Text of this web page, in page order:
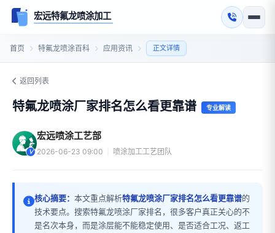
宏远特氟龙喷涂加工
首页 特氟龙喷涂百科 应用资讯 正文详情
返回列表
特氟龙喷涂厂家排名怎么看更靠谱 专业解读
宏远喷涂工艺部
2026-06-23 09:00 喷涂加工工艺团队
核心摘要： 本文重点解析特氟龙喷涂厂家排名怎么看更靠谱的
技术要点。搜索特氟龙喷涂厂家排名，很多客户真正关心的不
是名次本身，而是涂层能不能稳定使用、是否适合工况、返工